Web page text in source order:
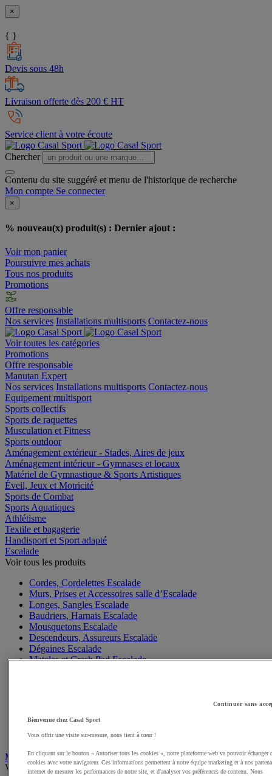
×
{ }
Devis sous 48h
Livraison offerte dès 200 € HT
Service client à votre écoute
Chercher
Contenu du site suggéré et menu de l'historique de recherche
Mon compte Se connecter
×
% nouveau(x) produit(s) : Dernier ajout :
Voir mon panier
Poursuivre mes achats
Tous nos produits
Promotions
Offre responsable
Nos services Installations multisports Contactez-nous
Voir toutes les catégories
Promotions
Offre responsable
Manutan Expert
Nos services Installations multisports Contactez-nous
Equipement multisport
Sports collectifs
Sports de raquettes
Musculation et Fitness
Sports outdoor
Aménagement extérieur - Stades, Aires de jeux
Aménagement intérieur - Gymnases et locaux
Matériel de Gymnastique & Sports Artistiques
Éveil, Jeux et Motricité
Sports de Combat
Sports Aquatiques
Athlétisme
Textile et bagagerie
Handisport et Sport adapté
Escalade
Voir tous les produits
Cordes, Cordelettes Escalade
Murs, Prises et Accessoires salle d’Escalade
Longes, Sangles Escalade
Baudriers, Harnais Escalade
Mousquetons Escalade
Descendeurs, Assureurs Escalade
Dégaines Escalade
Matelas et Crash Pad Escalade
Chaussons Escalade
Sacs Escalade
Mobilité Urbaine
Voir tous les produits
Continuer sans
Bienvenue chez Casal Sport
Vous offrir une visite sur-mesure, nous tient à cœur !
En cliquant sur le bouton « Autoriser tous les cookies », notre plateforme web va pouvoir échanger
cookies avec votre navigateur. Ces informations permettent à notre équipe marketing et à nos
internet de mesurer les performances de notre site, et d'analyser vos préférences de contenu. Nous